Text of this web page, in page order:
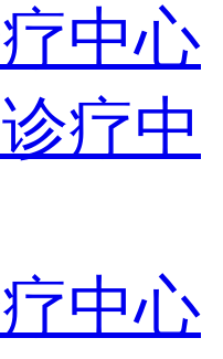
中心
疗中
中心